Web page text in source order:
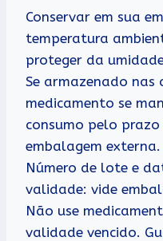
Conservar em sua
temperatura
proteger da
Se armazenado nas
medicamento se
consumo pelo
embalagem externa.
Número de lote e
validade: vide
Não use
validade vencido.